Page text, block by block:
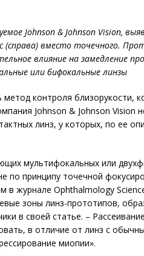
Johnson & Johnson Vision,
(справа) вместо точечного.
влияние на замедление
или бифокальные линзы
контроля близорукости,
Johnson & Johnson Vision
линз, у которых, по ее
мультифокальных или
по принципу точечной
в журнале Ophthalmology
зоны линз-прототипов,
в своей статье. –
в отличие от линз с
миопии».